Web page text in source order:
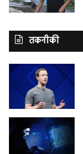
तकनीकी